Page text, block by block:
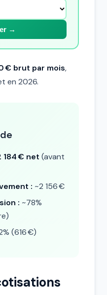
→
€ brut par mois,
en 2026.
184 € net (avant
: ~2 156 €
: ~78%
(616 €)